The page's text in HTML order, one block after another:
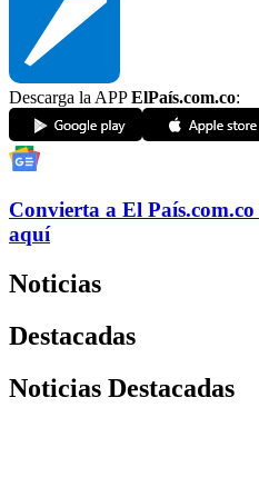
Descarga la APPElPaís.com.co:
Convierta a El País.com.co
aquí
Noticias
Destacadas
Noticias Destacadas